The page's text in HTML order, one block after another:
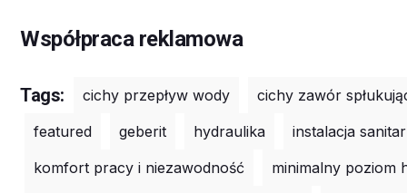
Współpraca reklamowa
Tags: cichy przepływ wody
cichy zawór
featured
geberit hydraulika
instalacja
komfort pracy i niezawodność
minimalny poziom